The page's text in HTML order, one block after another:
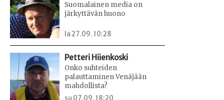
Suomalainen media on
järkyttävän huono
la 27.09. 10:28
Petteri Hiienkoski
Onko suhteiden
palauttaminen Venäjään
mahdollista?
su 07.09. 18:20